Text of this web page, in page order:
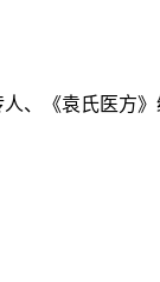
、《袁氏医方